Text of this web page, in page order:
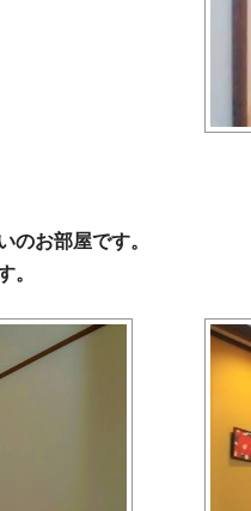
のお部屋です。
。